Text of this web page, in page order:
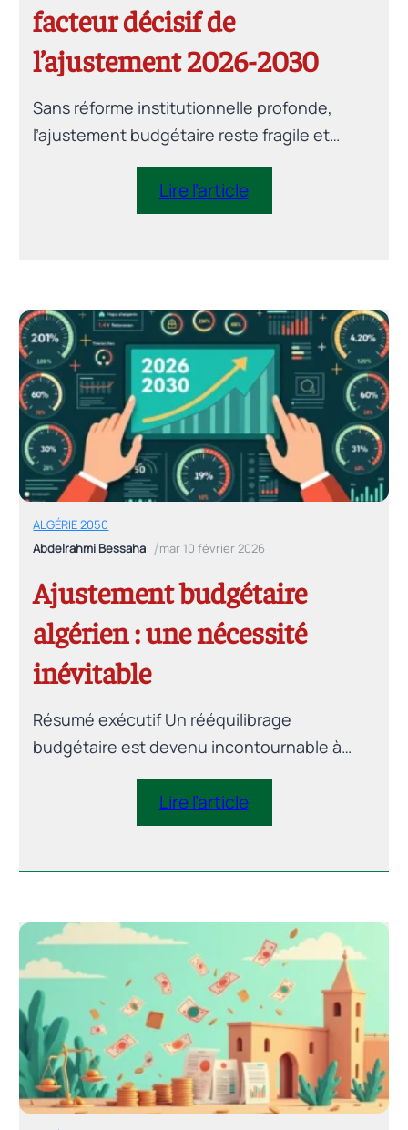
facteur décisif de
l’ajustement 2026-2030
Sans réforme institutionnelle profonde,
l’ajustement budgétaire reste fragile et
réversible. Cet article analyse les leviers de
gouvernance indispensables à la réussite de
la stratégie 2026-2030 : cadre budgétaire à
Lire l’article
ALGÉRIE 2050
Abdelrahmi Bessaha /mar 10 février 2026
Ajustement budgétaire
algérien : une nécessité
inévitable
Résumé exécutif Un rééquilibrage
budgétaire est devenu incontournable à
partir de 2026 afin de favoriser un retour
autopiloté vers la viabilité des finances
publiques et de renforcer durablement la
prix des hydrocarbures, alternant phases
d’expansion financées par la […]
Lire l’article